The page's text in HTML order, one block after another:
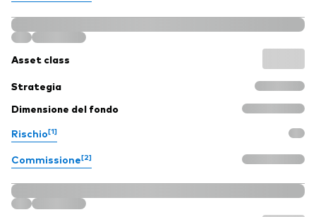
Asset class
Strategia
Dimensione del fondo
Rischio[1]
Commissione[2]